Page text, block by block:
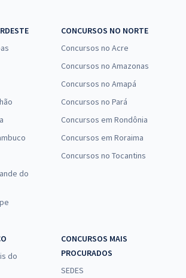
do
CONCURSOS NO NORTE
Concursos no Acre
Concursos no Amazonas
Concursos no Amapá
Concursos no Pará
Concursos em Rondônia
Concursos em Roraima
Concursos no Tocantins
do
CONCURSOS MAIS
PROCURADOS
SEDES